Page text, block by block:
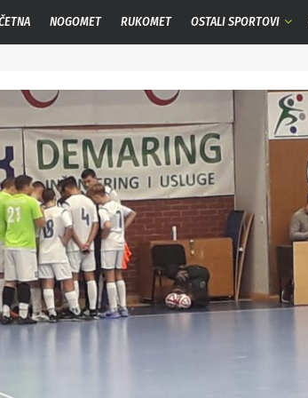
NOGOMET RUKOMET OSTALI SPORTOVI